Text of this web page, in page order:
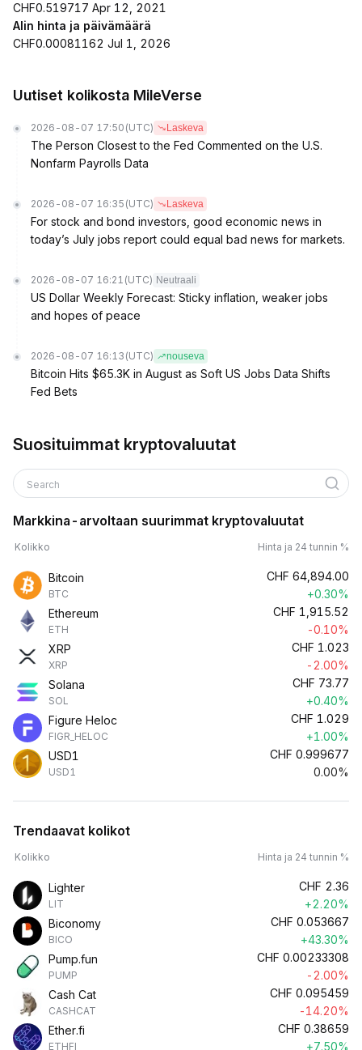
CHF0.519717 Apr 12, 2021
Alin hinta ja päivämäärä
CHF0.00081162 Jul 1, 2026
Uutiset kolikosta MileVerse
2026-08-07 17:50 (UTC) Laskeva
The Person Closest to the Fed Commented on the U.S.
Nonfarm Payrolls Data
2026-08-07 16:35 (UTC) Laskeva
For stock and bond investors, good economic news in
today’s July jobs report could equal bad news for markets.
2026-08-07 16:21 (UTC) Neutraali
US Dollar Weekly Forecast: Sticky inflation, weaker jobs
and hopes of peace
2026-08-07 16:13 (UTC) nouseva
Bitcoin Hits $65.3K in August as Soft US Jobs Data Shifts
Fed Bets
Suosituimmat kryptovaluutat
Search
Markkina-arvoltaan suurimmat kryptovaluutat
Kolikko Hinta ja 24 tunnin %
Bitcoin
BTC
CHF 64,894.00
+0.30%
Ethereum
ETH
CHF 1,915.52
-0.10%
XRP
XRP
CHF 1.023
-2.00%
Solana
SOL
CHF 73.77
+0.40%
Figure Heloc
FIGR_HELOC
CHF 1.029
+1.00%
USD1
USD1
CHF 0.999677
0.00%
Trendaavat kolikot
Kolikko Hinta ja 24 tunnin %
Lighter
LIT
CHF 2.36
+2.20%
Biconomy
BICO
CHF 0.053667
+43.30%
Pump.fun
PUMP
CHF 0.00233308
-2.00%
Cash Cat
CASHCAT
CHF 0.095459
-14.20%
Ether.fi
ETHFI
CHF 0.38659
+7.50%